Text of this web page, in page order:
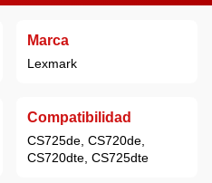
Marca
Lexmark
Compatibilidad
CS725de, CS720de,
CS720dte, CS725dte